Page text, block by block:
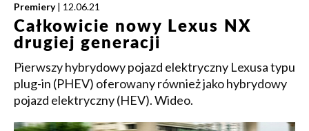
Premiery | 12.06.21
Całkowicie nowy Lexus NX
drugiej generacji
Pierwszy hybrydowy pojazd elektryczny Lexusa typu
plug-in (PHEV) oferowany również jako hybrydowy
pojazd elektryczny (HEV). Wideo.